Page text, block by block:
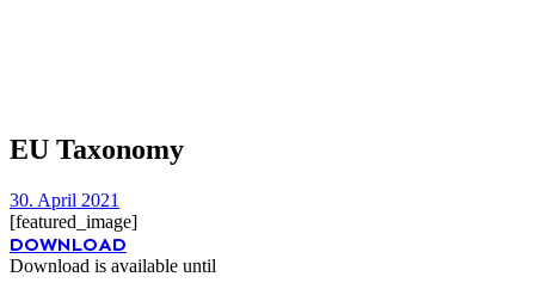
EU Taxonomy
30. April 2021
[featured_image]
DOWNLOAD
Download is available until